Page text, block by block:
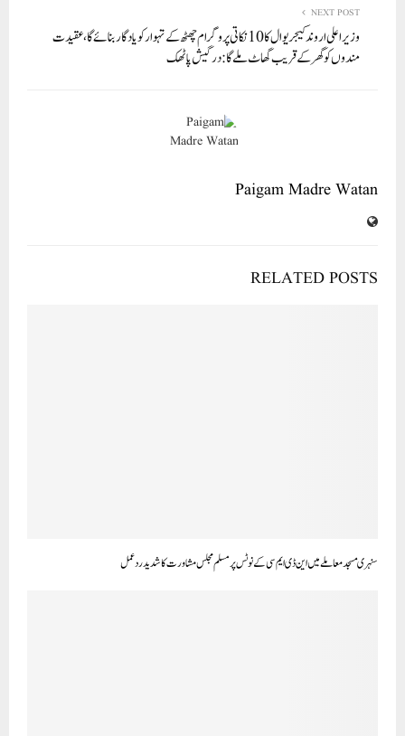
NEXT POST
وزیر اعلی اروند کیجریوال کا 10 نکاتی پروگرام چھٹھ کے تہوار کو یادگار بنائے گا، عقیدت
مندوں کو گھر کے قریب گھاٹ ملے گا: درگیش پاٹھک
Paigam Madre Watan
RELATED POSTS
سنہری مسجدمعاملے میں این ڈی ایم سی کے نوٹس پرمسلم مجلس مشاورت کا شدید ردعمل